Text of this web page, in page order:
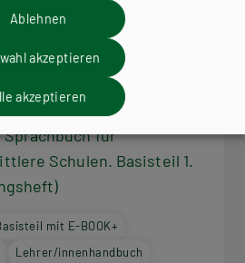
für
Schulen. Basisteil 1.
mit E-BOOK+
Lehrer/innenhandbuch
Ablehnen
akzeptieren
akzeptieren